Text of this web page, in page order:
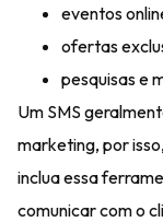
eventos
ofertas
pesquisas e
Um SMS
marketing, por
inclua essa
comunicar com o